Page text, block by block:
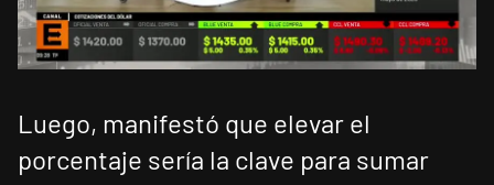
Luego, manifestó que elevar el
porcentaje sería la clave para sumar